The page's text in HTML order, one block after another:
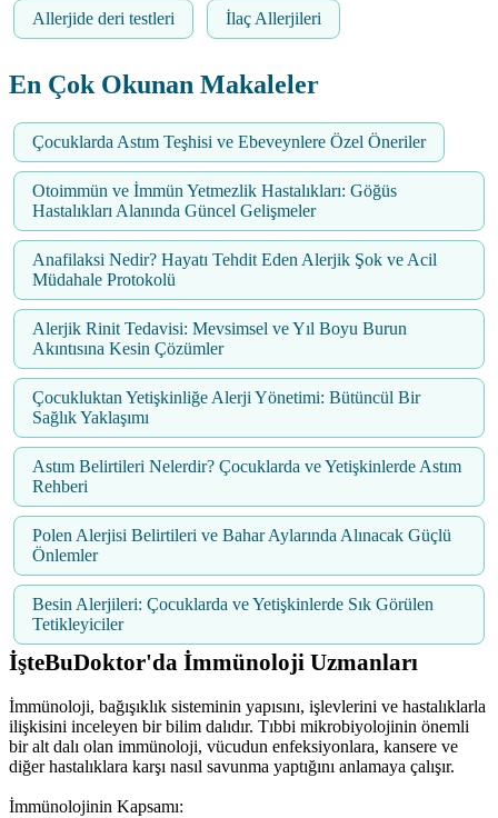
Allerjide deri testleri İlaç Allerjileri
En Çok Okunan Makaleler
Çocuklarda Astım Teşhisi ve Ebeveynlere Özel Öneriler
Otoimmün ve İmmün Yetmezlik Hastalıkları: Göğüs
Hastalıkları Alanında Güncel Gelişmeler
Anafilaksi Nedir? Hayatı Tehdit Eden Alerjik Şok ve Acil
Müdahale Protokolü
Alerjik Rinit Tedavisi: Mevsimsel ve Yıl Boyu Burun
Akıntısına Kesin Çözümler
Çocukluktan Yetişkinliğe Alerji Yönetimi: Bütüncül Bir
Sağlık Yaklaşımı
Astım Belirtileri Nelerdir? Çocuklarda ve Yetişkinlerde Astım
Rehberi
Polen Alerjisi Belirtileri ve Bahar Aylarında Alınacak Güçlü
Önlemler
Besin Alerjileri: Çocuklarda ve Yetişkinlerde Sık Görülen
Tetikleyiciler
İşteBuDoktor'da İmmünoloji Uzmanları
İmmünoloji, bağışıklık sisteminin yapısını, işlevlerini ve hastalıklarla
ilişkisini inceleyen bir bilim dalıdır. Tıbbi mikrobiyolojinin önemli
bir alt dalı olan immünoloji, vücudun enfeksiyonlara, kansere ve
diğer hastalıklara karşı nasıl savunma yaptığını anlamaya çalışır.
İmmünolojinin Kapsamı: